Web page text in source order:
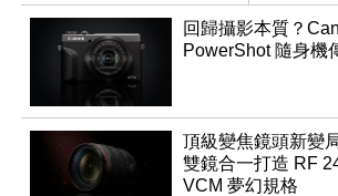
回歸攝影本質？
PowerShot 隨身機
頂級變焦鏡頭新變
雙鏡合一打造 RF
VCM 夢幻規格